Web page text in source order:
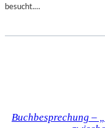
besucht.…
Buchbesprechung –